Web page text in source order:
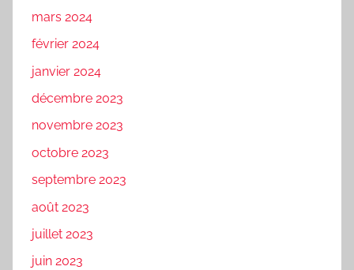
mars 2024
février 2024
janvier 2024
décembre 2023
novembre 2023
octobre 2023
septembre 2023
août 2023
juillet 2023
juin 2023